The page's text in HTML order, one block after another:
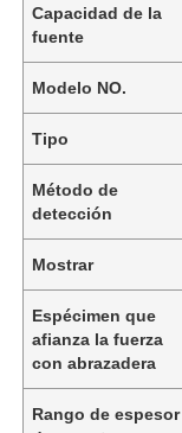
Capacidad de la
fuente
Modelo NO.
Tipo
Método de
detección
Mostrar
Espécimen que
afianza la fuerza
con abrazadera
Rango de espesor